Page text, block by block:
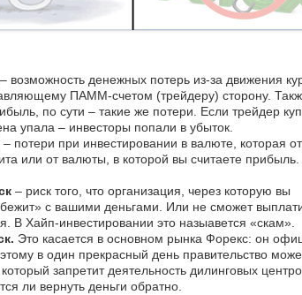
– возможность денежных потерь из-за движения
ПАММ-счетом (трейдеру) сторону.
по сути – такие же потери. Если трейдер
упала – инвесторы попали в убыток.
– потери при инвестировании в валюте, которая
или от валюты, в которой вы считаете
– риск того, что организация, через которую вы
с вашими деньгами. Или не сможет
В Хайп-инвестировании это назыавется «скам».
Это касается в основном рынка Форекс: он
в один прекрасный день правительство
запретит деятельность дилинговых
ли вернуть деньги обратно.